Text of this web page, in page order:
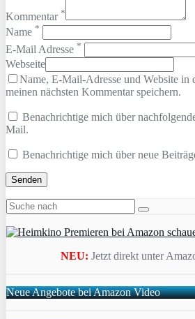
Kommentar *
Name *
E-Mail Adresse *
Webseite
Name, E-Mail-Adresse und Website in
meinen nächsten Kommentar speichern.
Benachrichtige mich über
Mail.
Benachrichtige mich über neue
NEU: Jetzt direkt unter
Neue Angebote bei Amazon Video